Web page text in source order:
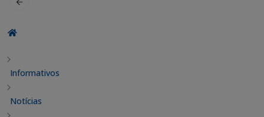
Informativos
Notícias